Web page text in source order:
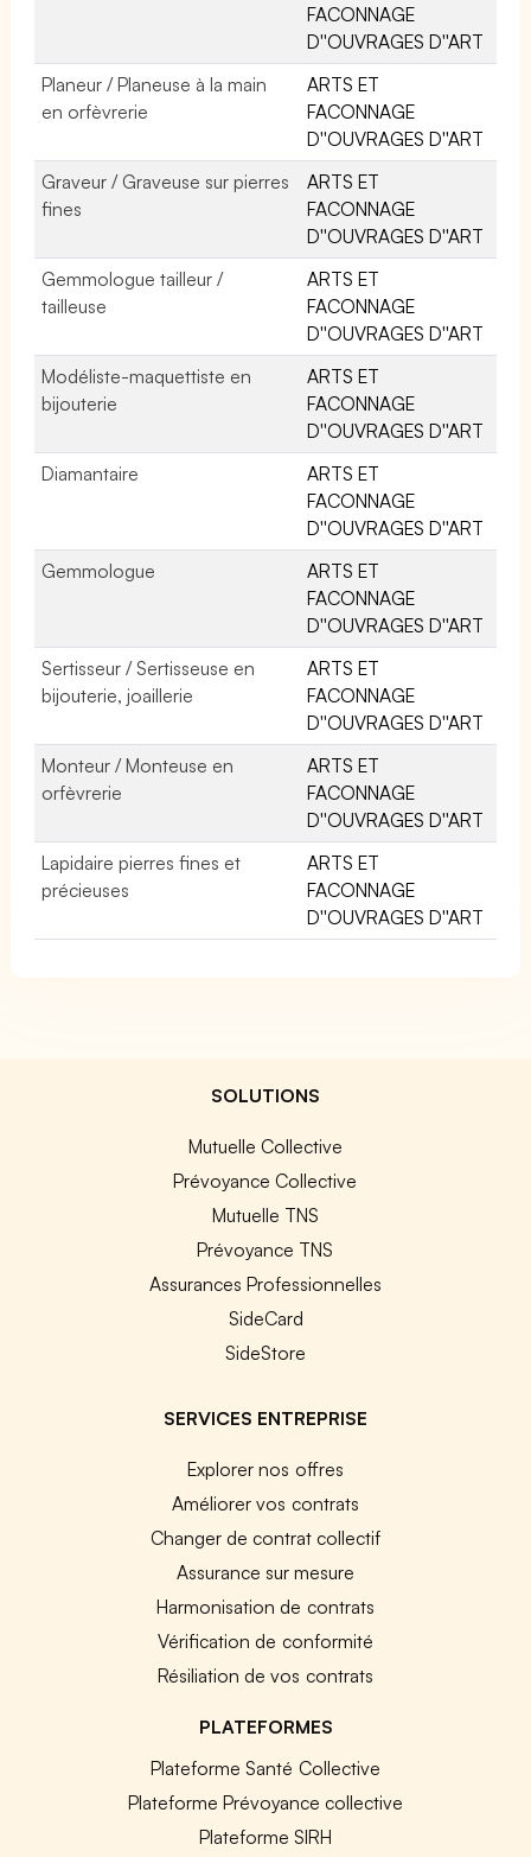
FACONNAGE
D''OUVRAGES D''ART
Planeur / Planeuse à la main
en orfèvrerie
ARTS ET
FACONNAGE
D''OUVRAGES D''ART
Graveur / Graveuse sur pierres
fines
ARTS ET
FACONNAGE
D''OUVRAGES D''ART
Gemmologue tailleur /
tailleuse
ARTS ET
FACONNAGE
D''OUVRAGES D''ART
Modéliste-maquettiste en
bijouterie
ARTS ET
FACONNAGE
D''OUVRAGES D''ART
Diamantaire
ARTS ET
FACONNAGE
D''OUVRAGES D''ART
Gemmologue
ARTS ET
FACONNAGE
D''OUVRAGES D''ART
Sertisseur / Sertisseuse en
bijouterie, joaillerie
ARTS ET
FACONNAGE
D''OUVRAGES D''ART
Monteur / Monteuse en
orfèvrerie
ARTS ET
FACONNAGE
D''OUVRAGES D''ART
Lapidaire pierres fines et
précieuses
ARTS ET
FACONNAGE
D''OUVRAGES D''ART
SOLUTIONS
Mutuelle Collective
Prévoyance Collective
Mutuelle TNS
Prévoyance TNS
Assurances Professionnelles
SideCard
SideStore
SERVICES ENTREPRISE
Explorer nos offres
Améliorer vos contrats
Changer de contrat collectif
Assurance sur mesure
Harmonisation de contrats
Vérification de conformité
Résiliation de vos contrats
PLATEFORMES
Plateforme Santé Collective
Plateforme Prévoyance collective
Plateforme SIRH